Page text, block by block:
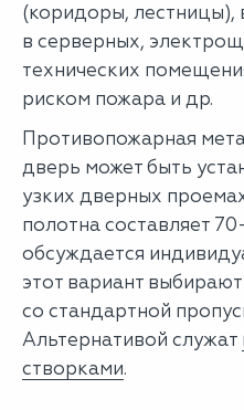
(коридоры, лестницы),
в серверных,
технических
риском пожара и др.
Противопожарная
дверь может быть
узких дверных
полотна составляет
обсуждается
этот вариант
со стандартной
Альтернативой служат
створками.